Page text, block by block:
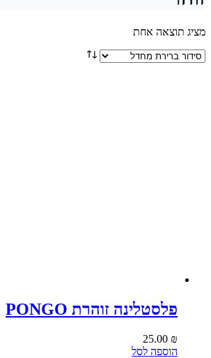
מציג תוצאה אחת
פלסטלינה זוהרת PONGO
25.00 ₪
הוספה לסל